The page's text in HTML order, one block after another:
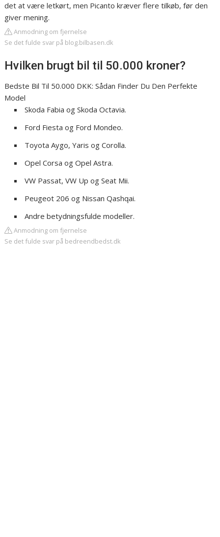
det at være letkørt, men Picanto kræver flere tilkøb, før den
giver mening.
Anmodning om fjernelse
Se det fulde svar på blog.bilbasen.dk
Hvilken brugt bil til 50.000 kroner?
Bedste Bil Til 50.000 DKK: Sådan Finder Du Den Perfekte
Model
Skoda Fabia og Skoda Octavia.
Ford Fiesta og Ford Mondeo.
Toyota Aygo, Yaris og Corolla.
Opel Corsa og Opel Astra.
VW Passat, VW Up og Seat Mii.
Peugeot 206 og Nissan Qashqai.
Andre betydningsfulde modeller.
Anmodning om fjernelse
Se det fulde svar på bedreendbedst.dk